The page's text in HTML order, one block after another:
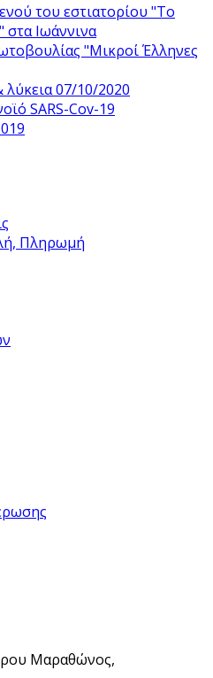
του εστιατορίου "Το
στα Ιωάννινα
"Μικροί Έλληνες
07/10/2020
SARS-Cov-19
Πληρωμή
Μαραθώνος,